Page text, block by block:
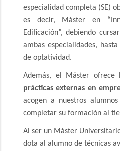
especialidad completa (SE)
es decir, Máster en
Edificación”, debiendo
ambas especialidades,
de optatividad.
Además, el Máster ofrece
prácticas externas en
acogen a nuestros
completar su formación al
Al ser un Máster
dota al alumno de técnicas